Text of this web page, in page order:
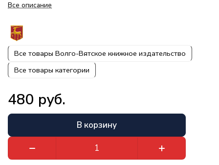
Все описание
Все товары Волго-Вятское книжное издательство
Все товары категории
480 руб.
В корзину